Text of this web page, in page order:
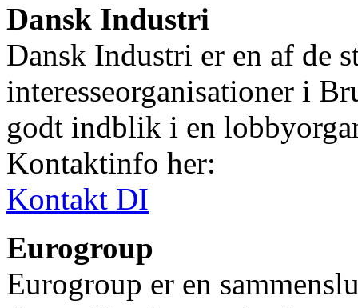
Dansk Industri
Dansk Industri er en af de
interesseorganisationer i
godt indblik i en
Kontaktinfo her:
Kontakt DI
Eurogroup
Eurogroup er en